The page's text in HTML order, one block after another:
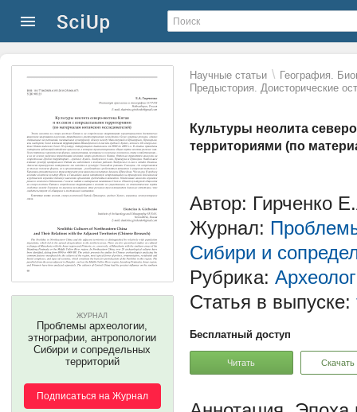
Научные статьи \ География.
Предыстория. Доисторические
Культуры неолита
территориями (по
ЖУРНАЛ
Проблемы археологии,
этнографии, антропологии
Сибири и сопредельных
территорий
Подписаться на Журнал
Автор: Гирченко
Журнал:
Сибири и
Рубрика:
Статья в выпуске:
Бесплатный доступ
Читать Скачать